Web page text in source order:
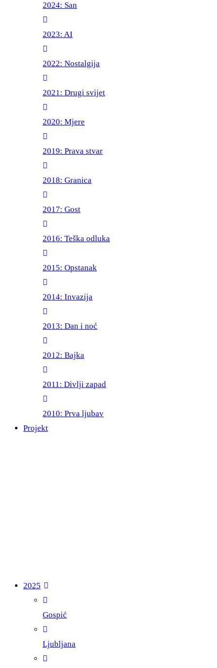
2024: San
2023: AI
2022: Nostalgija
2021: Drugi svijet
2020: Mjere
2019: Prava stvar
2018: Granica
2017: Gost
2016: Teška odluka
2015: Opstanak
2014: Invazija
2013: Dan i noć
2012: Bajka
2011: Divlji zapad
2010: Prva ljubav
Projekt
2025
Gospić
Ljubljana